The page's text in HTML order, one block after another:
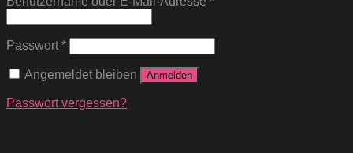
Passwort *
Angemeldet bleiben Anmelden
Passwort vergessen?